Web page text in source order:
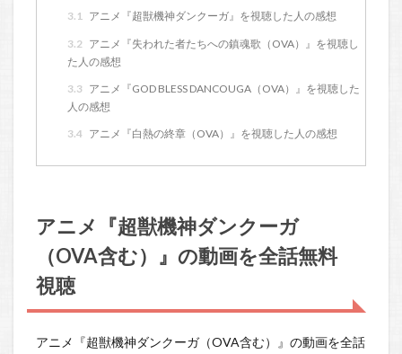
3.1
アニメ『超獣機神ダンクーガ』を視聴した人の感想
3.2 アニメ『失われた者たちへの鎮魂歌（OVA）』を視聴し
た人の感想
3.3 アニメ『GOD BLESS DANCOUGA（OVA）』を視聴した
人の感想
3.4 アニメ『白熱の終章（OVA）』を視聴した人の感想
アニメ『超獣機神ダンクーガ
（OVA含む）』の動画を全話無料
視聴
アニメ『超獣機神ダンクーガ（OVA含む）』の動画を全話